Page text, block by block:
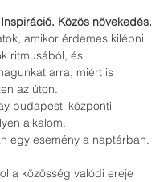
Közös növekedés.
amikor érdemes kilépni
ritmusából, és
arra, miért is
az úton.
budapesti központi
alkalom.
egy esemény a naptárban.